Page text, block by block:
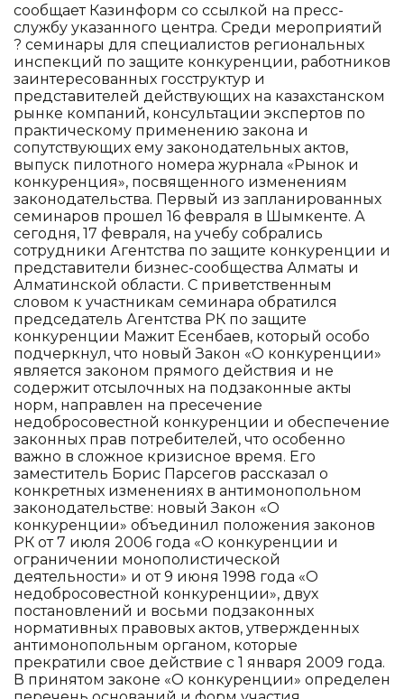
сообщает Казинформ со ссылкой на пресс-
службу указанного центра. Среди мероприятий
? семинары для специалистов региональных
инспекций по защите конкуренции, работников
заинтересованных госструктур и
представителей действующих на казахстанском
рынке компаний, консультации экспертов по
практическому применению закона и
сопутствующих ему законодательных актов,
выпуск пилотного номера журнала «Рынок и
конкуренция», посвященного изменениям
законодательства. Первый из запланированных
семинаров прошел 16 февраля в Шымкенте. А
сегодня, 17 февраля, на учебу собрались
сотрудники Агентства по защите конкуренции и
представители бизнес-сообщества Алматы и
Алматинской области. С приветственным
словом к участникам семинара обратился
председатель Агентства РК по защите
конкуренции Мажит Есенбаев, который особо
подчеркнул, что новый Закон «О конкуренции»
является законом прямого действия и не
содержит отсылочных на подзаконные акты
норм, направлен на пресечение
недобросовестной конкуренции и обеспечение
законных прав потребителей, что особенно
важно в сложное кризисное время. Его
заместитель Борис Парсегов рассказал о
конкретных изменениях в антимонопольном
законодательстве: новый Закон «О
конкуренции» объединил положения законов
РК от 7 июля 2006 года «О конкуренции и
ограничении монополистической
деятельности» и от 9 июня 1998 года «О
недобросовестной конкуренции», двух
постановлений и восьми подзаконных
нормативных правовых актов, утвержденных
антимонопольным органом, которые
прекратили свое действие с 1 января 2009 года.
В принятом законе «О конкуренции» определен